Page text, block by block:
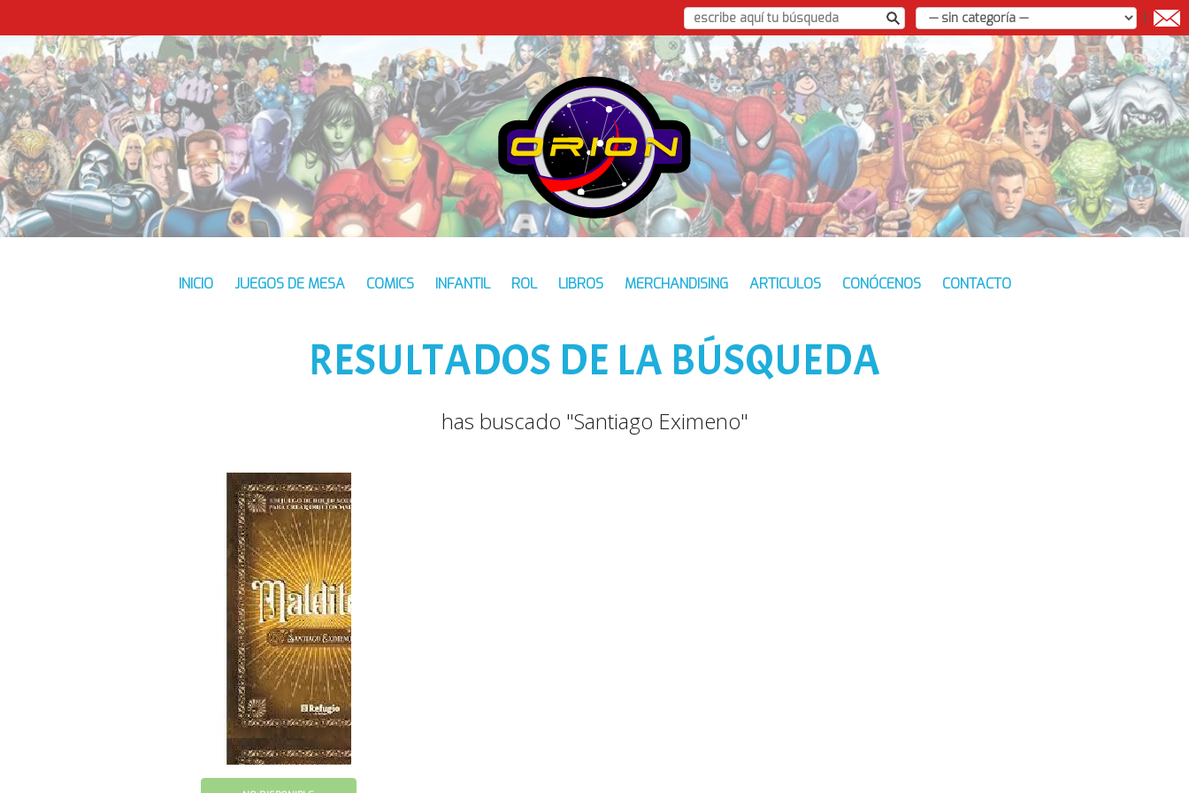
|
INICIO JUEGOS DE MESA COMICS INFANTIL ROL LIBROS MERCHANDISING ARTICULOS CONÓCENOS CONTACTO
RESULTADOS DE LA BÚSQUEDA
has buscado "Santiago Eximeno"